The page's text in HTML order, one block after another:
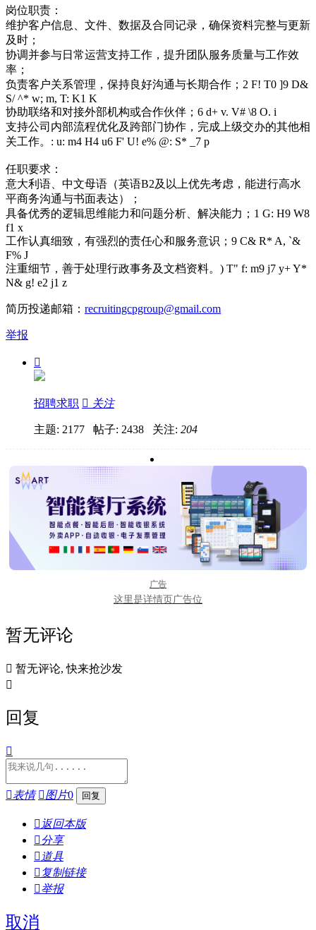
岗位职责：
维护客户信息、文件、数据及合同记录，确保资料完整与更新
及时；
协调并参与日常运营支持工作，提升团队服务质量与工作效
率；
负责客户关系管理，保持良好沟通与长期合作； 2 F! T0 ]9 D&
S/ ^* w; m, T: K1 K
协助联络和对接外部机构或合作伙伴； 6 d+ v. V# \8 O. i
支持公司内部流程优化及跨部门协作，完成上级交办的其他相
关工作。 : u: m4 H4 u6 F' U! e% @: S* _7 p
任职要求：
意大利语、中文母语（英语B2及以上优先考虑，能进行高水
平商务沟通与书面表达）；
具备优秀的逻辑思维能力和问题分析、解决能力； 1 G: H9 W8
f1 x
工作认真细致，有强烈的责任心和服务意识； 9 C& R* A, `&
F% J
注重细节，善于处理行政事务及文档资料。 ) T" f: m9 j7 y+ Y*
N& g! e2 j1 z
简历投递邮箱： recruitingcpgroup@gmail.com
举报

招聘求职  关注
主题: 2177 帖子: 2438 关注: 204
广告
这里是详情页广告位
暂无评论
 暂无评论, 快来抢沙发

回复

表情 图片0
 返回本版
分享
 道具
 复制链接
举报
取消